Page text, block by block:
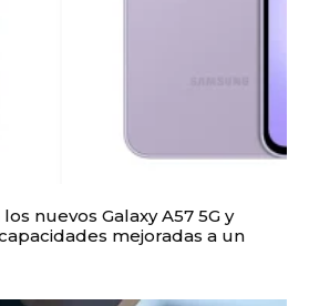
nuevos Galaxy A57 5G y
mejoradas a un